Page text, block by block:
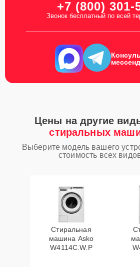
+7 (800) 301-
Звонок бесплатный по всей
Цены на другие
стиральных
Выберите модель вашего
стоимость всех
Стиральная
машина Asko
W4114C.W.P